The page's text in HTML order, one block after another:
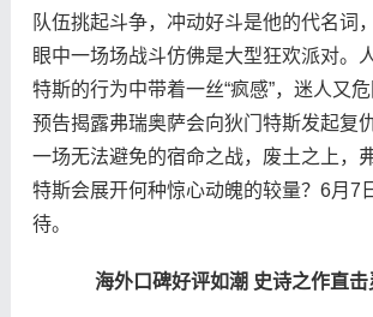
队伍挑起斗争，冲动好斗是他的代名词
眼中一场场战斗仿佛是大型狂欢派对。
特斯的行为中带着一丝“疯感”，迷人又危
预告揭露弗瑞奥萨会向狄门特斯发起复
一场无法避免的宿命之战，废土之上，
特斯会展开何种惊心动魄的较量？6月7
待。
海外口碑好评如潮 史诗之作直击